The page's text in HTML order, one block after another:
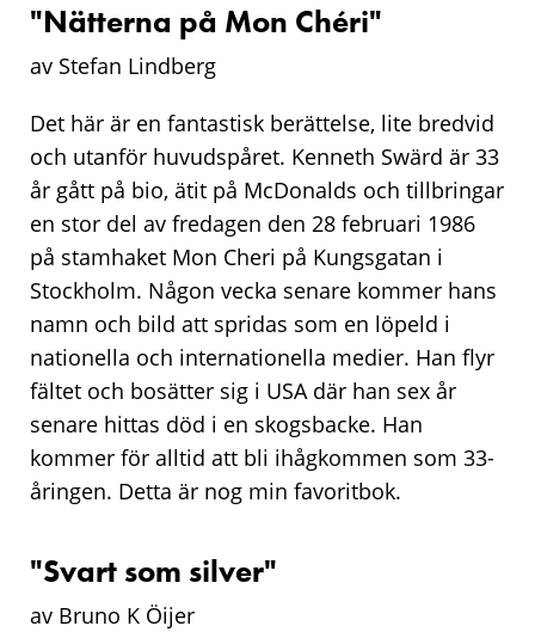
"Nätterna på Mon Chéri"
av Stefan Lindberg
Det här är en fantastisk berättelse, lite bredvid
och utanför huvudspåret. Kenneth Swärd är 33
år gått på bio, ätit på McDonalds och tillbringar
en stor del av fredagen den 28 februari 1986
på stamhaket Mon Cheri på Kungsgatan i
Stockholm. Någon vecka senare kommer hans
namn och bild att spridas som en löpeld i
nationella och internationella medier. Han flyr
fältet och bosätter sig i USA där han sex år
senare hittas död i en skogsbacke. Han
kommer för alltid att bli ihågkommen som 33-
åringen. Detta är nog min favoritbok.
"Svart som silver"
av Bruno K Öijer